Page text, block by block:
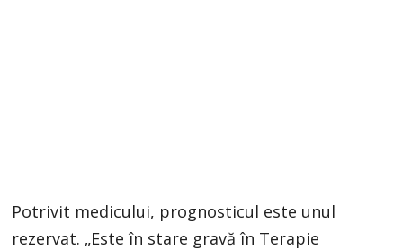
Potrivit medicului, prognosticul este unul
rezervat. „Este în stare gravă în Terapie